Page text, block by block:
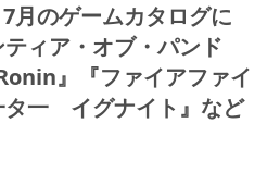
のゲームカタログに
ティア・オブ・パンド
』『ファイアファイ
タ一 イグナイト』など